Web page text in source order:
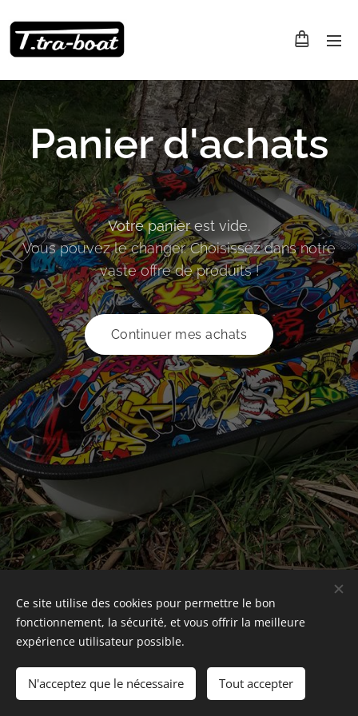
Panier d'achats
Votre panier est vide.
Vous pouvez le changer. Choisissez dans notre
vaste offre de produits !
Continuer mes achats
T.TRA-BOAT, Tous droits réservés 2018
Optimisé parWebnode Cookies
Langues
Français
English
Ce site utilise des cookies pour permettre le bon
fonctionnement, la sécurité, et vous offrir la meilleure
expérience utilisateur possible.
N'acceptez que le nécessaire Tout accepter